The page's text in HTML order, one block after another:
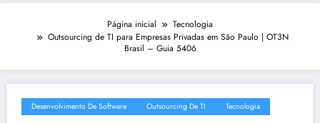
Página inicial
Tecnologia
Outsourcing de TI para Empresas Privadas em São Paulo | OT3N
Brasil – Guia 5406
Desenvolvimento De Software Outsourcing De TI Tecnologia